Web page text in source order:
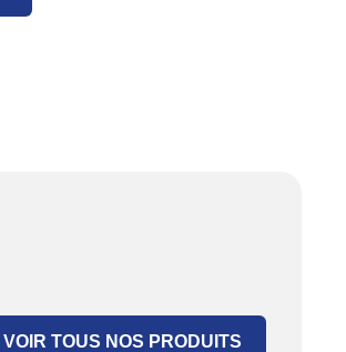
VOIR TOUS NOS PRODUITS